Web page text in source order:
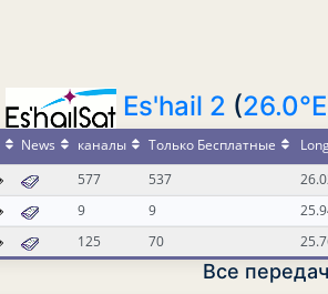
Es'hail 2 (26.0°E
News каналы Только Бесплатные
577 537
9 9
125 70
Все